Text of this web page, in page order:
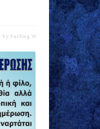
by Surfing Waves